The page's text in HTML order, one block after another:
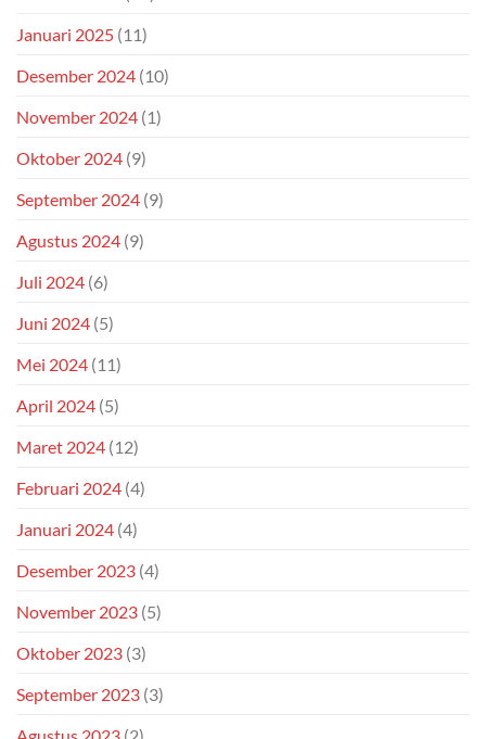
Januari 2025 (11)
Desember 2024 (10)
November 2024 (1)
Oktober 2024 (9)
September 2024 (9)
Agustus 2024 (9)
Juli 2024 (6)
Juni 2024 (5)
Mei 2024 (11)
April 2024 (5)
Maret 2024 (12)
Februari 2024 (4)
Januari 2024 (4)
Desember 2023 (4)
November 2023 (5)
Oktober 2023 (3)
September 2023 (3)